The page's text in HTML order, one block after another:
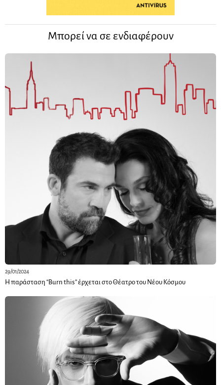
Μπορεί να σε ενδιαφέρουν
29/01/2024
Η παράσταση “Burn this” έρχεται στο Θέατρο του Νέου Κόσμου